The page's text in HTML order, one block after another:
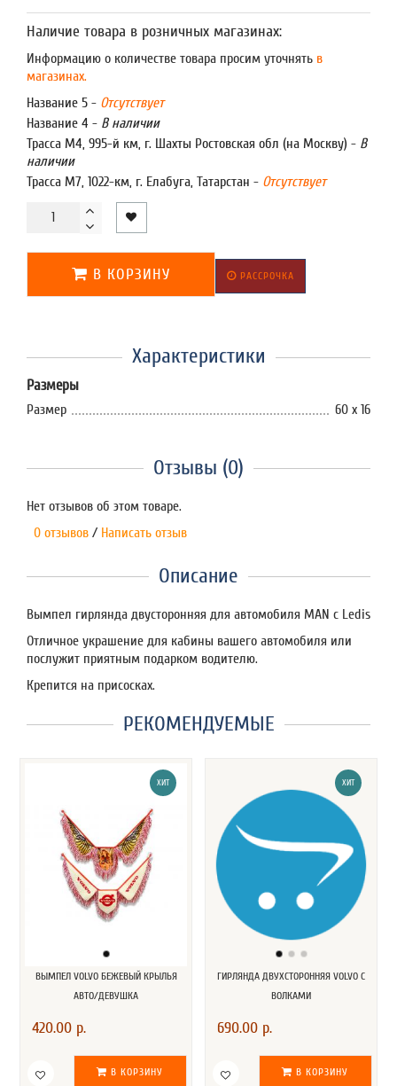
Наличие товара в розничных магазинах:
Информацию о количестве товара просим уточнять в
магазинах.
Название 5 - Отсутствует
Название 4 - В наличии
Трасса М4, 995-й км, г. Шахты Ростовская обл (на Москву) - В
наличии
Трасса М7, 1022-км, г. Елабуга, Татарстан - Отсутствует
В КОРЗИНУ РАССРОЧКА
Характеристики
Размеры
Размер 60 х 16
Отзывы (0)
Нет отзывов об этом товаре.
0 отзывов / Написать отзыв
Описание
Вымпел гирлянда двусторонняя для автомобиля MAN с Ledis
Отличное украшение для кабины вашего автомобиля или
послужит приятным подарком водителю.
Крепится на присосках.
РЕКОМЕНДУЕМЫЕ
ХИТ
ВЫМПЕЛ VOLVO БЕЖЕВЫЙ КРЫЛЬЯ
АВТО/ДЕВУШКА
420.00 р.
В КОРЗИНУ
ХИТ
ГИРЛЯНДА ДВУХСТОРОННЯЯ VOLVO С
ВОЛКАМИ
690.00 р.
В КОРЗИНУ